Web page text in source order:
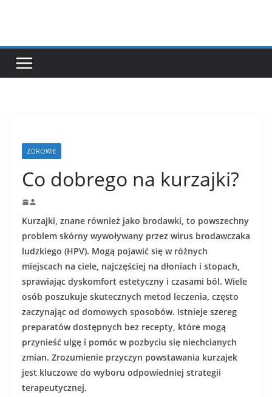
ZDROWIE
Co dobrego na kurzajki?
Kurzajki, znane również jako brodawki, to powszechny
problem skórny wywoływany przez wirus brodawczaka
ludzkiego (HPV). Mogą pojawić się w różnych
miejscach na ciele, najczęściej na dłoniach i stopach,
sprawiając dyskomfort estetyczny i czasami ból. Wiele
osób poszukuje skutecznych metod leczenia, często
zaczynając od domowych sposobów. Istnieje szereg
preparatów dostępnych bez recepty, które mogą
przynieść ulgę i pomóc w pozbyciu się niechcianych
zmian. Zrozumienie przyczyn powstawania kurzajek
jest kluczowe do wyboru odpowiedniej strategii
terapeutycznej.